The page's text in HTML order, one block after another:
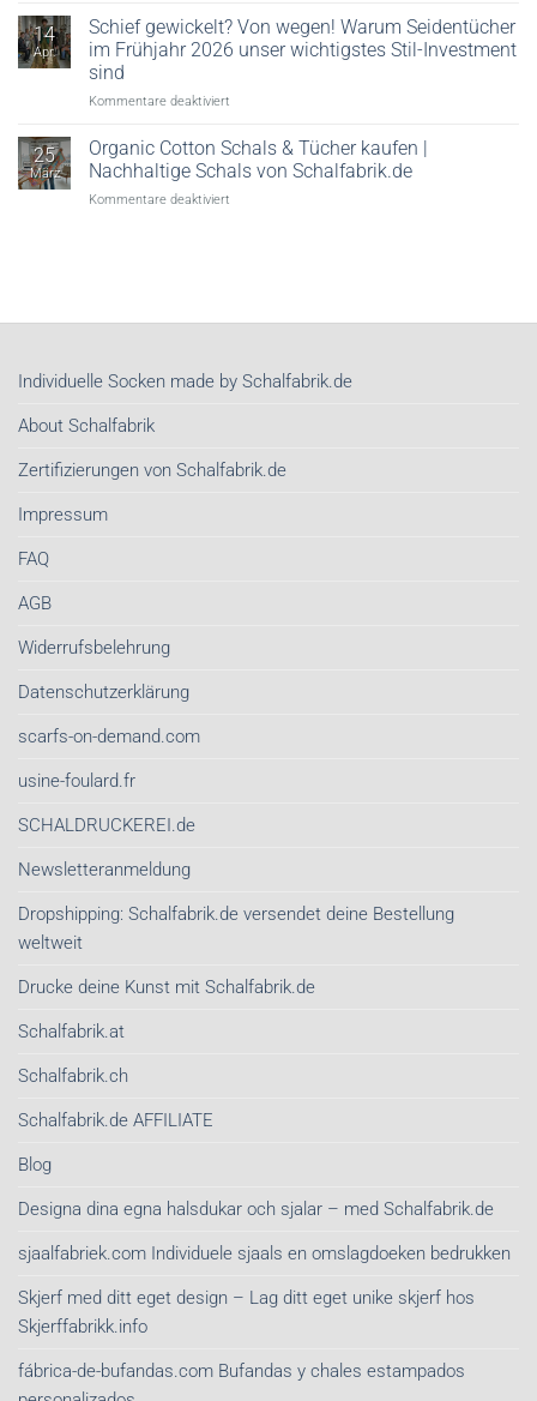
tragen!
und
Halstücher
mit
14
Apr.
Schief gewickelt? Von wegen! Warum Seidentücher
im Frühjahr 2026 unser wichtigstes Stil-Investment
sind
Kommentare deaktiviert
gewickelt?
Von
wegen!
wichtigstes
sind
25
März
Organic Cotton Schals & Tücher kaufen |
Nachhaltige Schals von Schalfabrik.de
Kommentare deaktiviert
kaufen
Schals
Individuelle Socken made by Schalfabrik.de
About Schalfabrik
Zertifizierungen von Schalfabrik.de
Impressum
FAQ
AGB
Widerrufsbelehrung
Datenschutzerklärung
scarfs-on-demand.com
usine-foulard.fr
SCHALDRUCKEREI.de
Newsletteranmeldung
Dropshipping: Schalfabrik.de versendet deine Bestellung
weltweit
Drucke deine Kunst mit Schalfabrik.de
Schalfabrik.at
Schalfabrik.ch
Schalfabrik.de AFFILIATE
Blog
Designa dina egna halsdukar och sjalar – med Schalfabrik.de
sjaalfabriek.com Individuele sjaals en omslagdoeken bedrukken
Skjerf med ditt eget design – Lag ditt eget unike skjerf hos
Skjerffabrikk.info
fábrica-de-bufandas.com Bufandas y chales estampados